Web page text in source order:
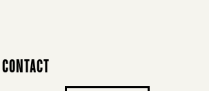
CONTACT